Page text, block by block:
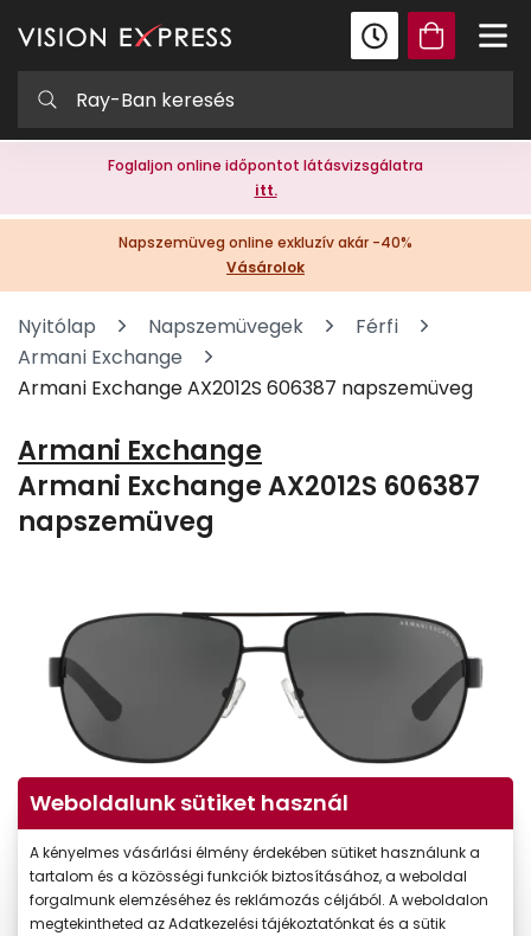
Foglaljon online időpontot látásvizsgálatra
itt.
Napszemüveg online exkluzív akár -40%
Vásárolok
Nyitólap Napszemüvegek
Férfi
Armani Exchange
Armani Exchange AX2012S 606387 napszemüveg
Armani Exchange
Armani Exchange AX2012S 606387
napszemüveg
Weboldalunk sütiket használ
A kényelmes vásárlási élmény érdekében sütiket használunk a
tartalom és a közösségi funkciók biztosításához, a weboldal
forgalmunk elemzéséhez és reklámozás céljából. A weboldalon
megtekintheted az Adatkezelési tájékoztatónkat és a sütik